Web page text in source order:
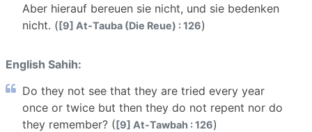
Aber hierauf bereuen sie nicht, und sie bedenken
nicht. ([9] At-Tauba (Die Reue) : 126)
English Sahih:
Do they not see that they are tried every year
once or twice but then they do not repent nor do
they remember? ([9] At-Tawbah : 126)